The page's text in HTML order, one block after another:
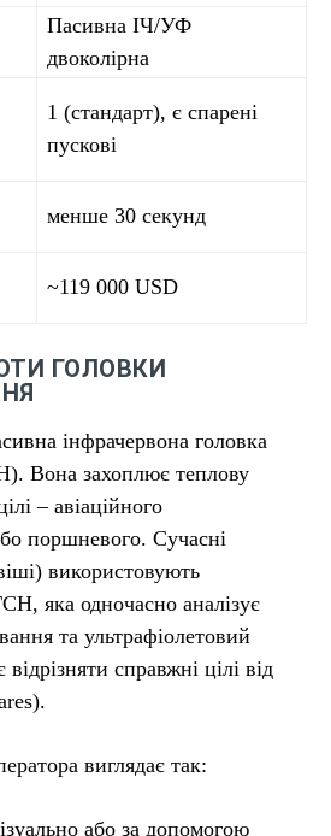
Пасивна ІЧ/УФ
двоколірна
1 (стандарт), є спарені
пускові
менше 30 секунд
~119 000 USD
ГОЛОВКИ
інфрачервона головка
Вона захоплює теплову
– авіаційного
поршневого. Сучасні
використовують
яка одночасно аналізує
та ультрафіолетовий
справжні цілі від
виглядає так:
або за допомогою